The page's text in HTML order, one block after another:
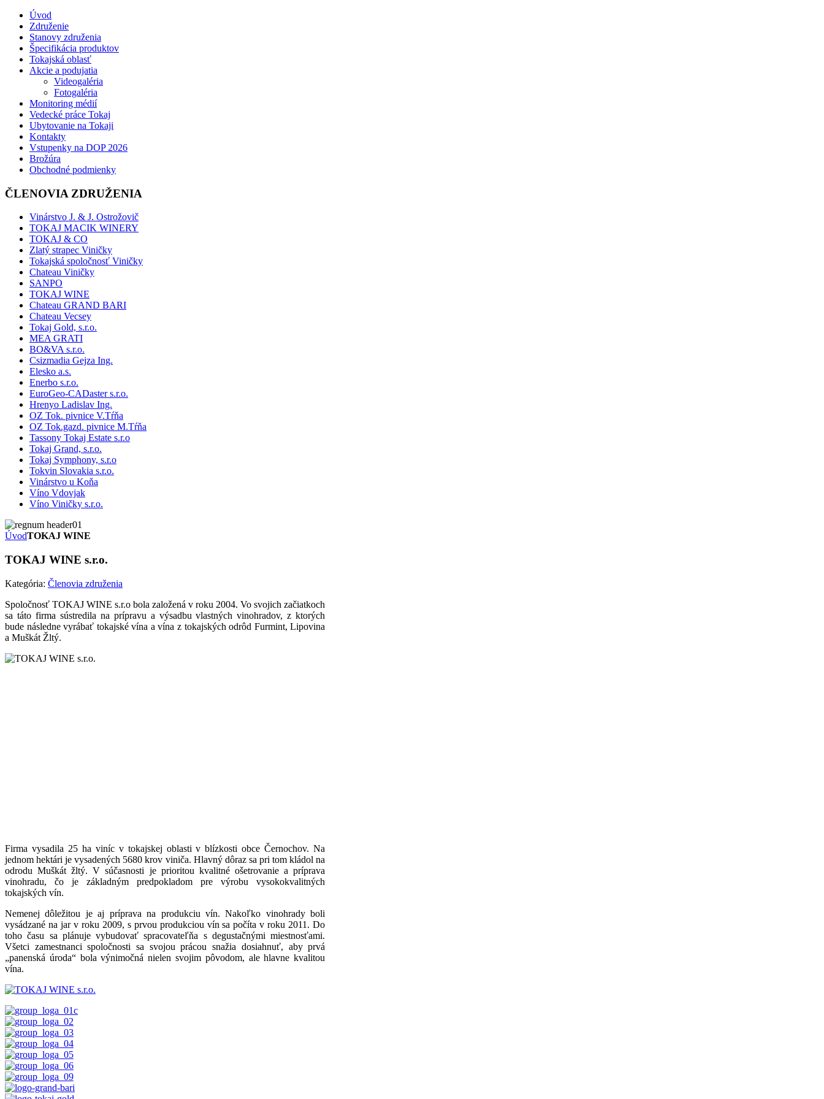
Úvod
Združenie
Stanovy združenia
Špecifikácia produktov
Tokajská oblasť
Akcie a podujatia
Videogaléria
Fotogaléria
Monitoring médií
Vedecké práce Tokaj
Ubytovanie na Tokaji
Kontakty
Vstupenky na DOP 2026
Brožúra
Obchodné podmienky
ČLENOVIA ZDRUŽENIA
Vinárstvo J. & J. Ostrožovič
TOKAJ MACIK WINERY
TOKAJ & CO
Zlatý strapec Viničky
Tokajská spoločnosť Viničky
Chateau Viničky
SANPO
TOKAJ WINE
Chateau GRAND BARI
Chateau Vecsey
Tokaj Gold, s.r.o.
MEA GRATI
BO&VA s.r.o.
Csizmadia Gejza Ing.
Elesko a.s.
Enerbo s.r.o.
EuroGeo-CADaster s.r.o.
Hrenyo Ladislav Ing.
OZ Tok. pivnice V.Tŕňa
OZ Tok.gazd. pivnice M.Tŕňa
Tassony Tokaj Estate s.r.o
Tokaj Grand, s.r.o.
Tokaj Symphony, s.r.o
Tokvin Slovakia s.r.o.
Vinárstvo u Koňa
Víno Vdovjak
Víno Viničky s.r.o.
ÚvodTOKAJ WINE
TOKAJ WINE s.r.o.
Kategória: Členovia združenia
Spoločnosť TOKAJ WINE s.r.o bola založená v roku 2004. Vo svojich začiatkoch
sa táto firma sústredila na prípravu a výsadbu vlastných vinohradov, z ktorých
bude následne vyrábať tokajské vína a vína z tokajských odrôd Furmint, Lipovina
a Muškát Žltý.
Firma vysadila 25 ha viníc v tokajskej oblasti v blízkosti obce Černochov. Na
jednom hektári je vysadených 5680 krov viniča. Hlavný dôraz sa pri tom kládol na
odrodu Muškát žltý. V súčasnosti je prioritou kvalitné ošetrovanie a príprava
vinohradu, čo je základným predpokladom pre výrobu vysokokvalitných
tokajských vín.
Nemenej dôležitou je aj príprava na produkciu vín. Nakoľko vinohrady boli
vysádzané na jar v roku 2009, s prvou produkciou vín sa počíta v roku 2011. Do
toho času sa plánuje vybudovať spracovateľňa s degustačnými miestnosťami.
Všetci zamestnanci spoločnosti sa svojou prácou snažia dosiahnuť, aby prvá
„panenská úroda“ bola výnimočná nielen svojim pôvodom, ale hlavne kvalitou
vína.